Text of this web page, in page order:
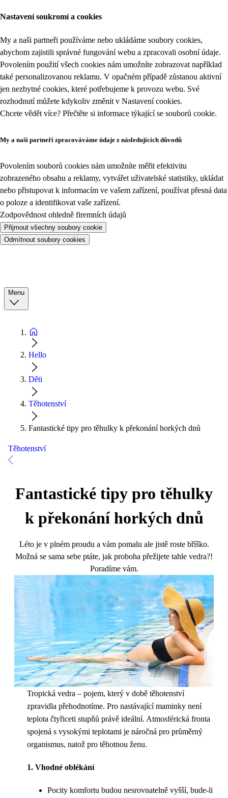
Nastavení soukromí a cookies
My a naši partneři používáme nebo ukládáme soubory cookies,
abychom zajistili správné fungování webu a zpracovali osobní údaje.
Povolením použití všech cookies nám umožníte zobrazovat například
také personalizovanou reklamu. V opačném případě zůstanou aktivní
jen nezbytné cookies, které potřebujeme k provozu webu. Své
rozhodnutí můžete kdykoliv změnit v Nastavení cookies.
Chcete vědět více? Přečtěte si informace týkající se souborů cookie.
My a naši partneři zpracováváme údaje z následujících důvodů
Povolením souborů cookies nám umožníte měřit efektivitu
zobrazeného obsahu a reklamy, vytvářet uživatelské statistiky, ukládat
nebo přistupovat k informacím ve vašem zařízení, používat přesná data
o poloze a identifikovat vaše zařízení.
Zodpovědnost ohledně firemních údajů
Přijmout všechny soubory cookie
Odmítnout soubory cookies
Menu
Hello
Děti
Těhotenství
Fantastické tipy pro těhulky k překonání horkých dnů
Těhotenství
Fantastické tipy pro těhulky
k překonání horkých dnů
Léto je v plném proudu a vám pomalu ale jistě roste bříško.
Možná se sama sebe ptáte, jak proboha přežijete tahle vedra?!
Poradíme vám.
Tropická vedra – pojem, který v době těhotenství
zpravidla přehodnotíme. Pro nastávající maminky není
teplota čtyřiceti stupňů právě ideální. Atmosférická fronta
spojená s vysokými teplotami je náročná pro průměrný
organismus, natož pro těhotnou ženu.
1. Vhodné oblékání
Pocity komfortu budou nesrovnatelně vyšší, bude-li